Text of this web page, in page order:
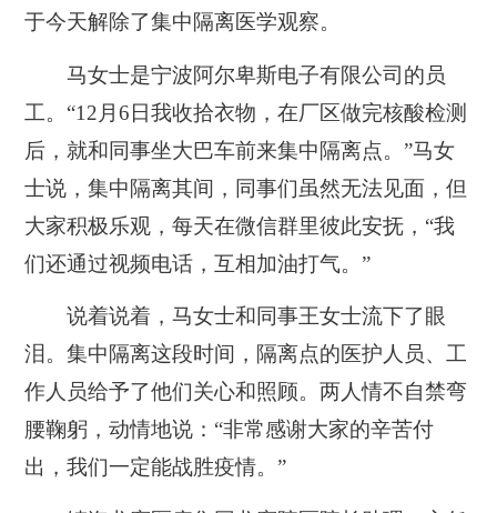
于今天解除了集中隔离医学观察。
马女士是宁波阿尔卑斯电子有限公司的员
工。“12月6日我收拾衣物，在厂区做完核酸检测
后，就和同事坐大巴车前来集中隔离点。”马女
士说，集中隔离其间，同事们虽然无法见面，但
大家积极乐观，每天在微信群里彼此安抚，“我
们还通过视频电话，互相加油打气。”
说着说着，马女士和同事王女士流下了眼
泪。集中隔离这段时间，隔离点的医护人员、工
作人员给予了他们关心和照顾。两人情不自禁弯
腰鞠躬，动情地说：“非常感谢大家的辛苦付
出，我们一定能战胜疫情。”